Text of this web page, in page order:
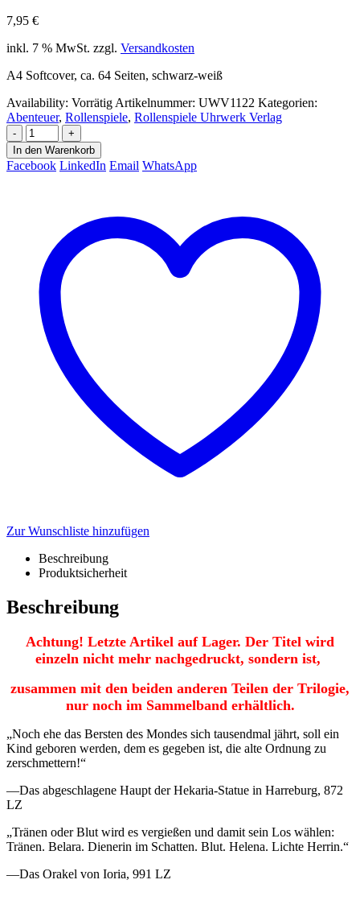
7,95 €
inkl. 7 % MwSt. zzgl. Versandkosten
A4 Softcover, ca. 64 Seiten, schwarz-weiß
Availability: Vorrätig Artikelnummer: UWV1122 Kategorien:
Abenteuer, Rollenspiele, Rollenspiele Uhrwerk Verlag
-
+
In den Warenkorb
Facebook LinkedIn Email WhatsApp
Zur Wunschliste hinzufügen
Beschreibung
Produktsicherheit
Beschreibung
Achtung! Letzte Artikel auf Lager. Der Titel wird
einzeln nicht mehr nachgedruckt, sondern ist,
zusammen mit den beiden anderen Teilen der Trilogie,
nur noch im Sammelband erhältlich.
„Noch ehe das Bersten des Mondes sich tausendmal jährt, soll ein
Kind geboren werden, dem es gegeben ist, die alte Ordnung zu
zerschmettern!“
—Das abgeschlagene Haupt der Hekaria-Statue in Harreburg, 872
LZ
„Tränen oder Blut wird es vergießen und damit sein Los wählen:
Tränen. Belara. Dienerin im Schatten. Blut. Helena. Lichte Herrin.“
—Das Orakel von Ioria, 991 LZ